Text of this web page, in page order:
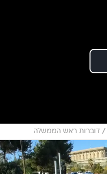
/ דוברות ראש הממשלה